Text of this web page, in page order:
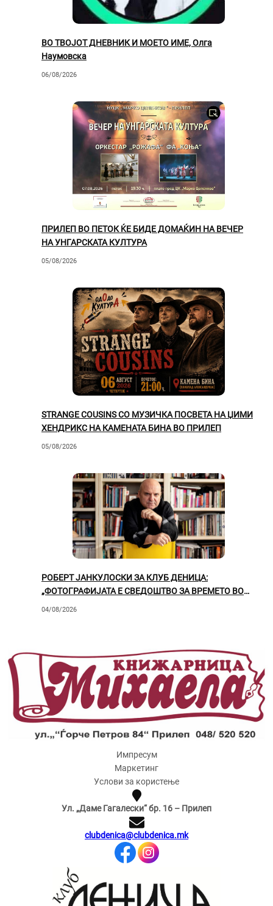
ВО ТВОЈОТ ДНЕВНИК И МОЕТО ИМЕ, Олга
Наумовска
06/08/2026
ПРИЛЕП ВО ПЕТОК ЌЕ БИДЕ ДОМАЌИН НА ВЕЧЕР
НА УНГАРСКАТА КУЛТУРА
05/08/2026
STRANGE COUSINS СО МУЗИЧКА ПОСВЕТА НА ЏИМИ
ХЕНДРИКС НА КАМЕНАТА БИНА ВО ПРИЛЕП
05/08/2026
РОБЕРТ ЈАНКУЛОСКИ ЗА КЛУБ ДЕНИЦА:
„ФОТОГРАФИЈАТА Е СВЕДОШТВО ЗА ВРЕМЕТО ВО
КОЕ ЖИВЕЕМЕ“
04/08/2026
Импресум
Маркетинг
Услови за користење
Ул. „Даме Гагалески“ бр. 16 – Прилеп
clubdenica@clubdenica.mk